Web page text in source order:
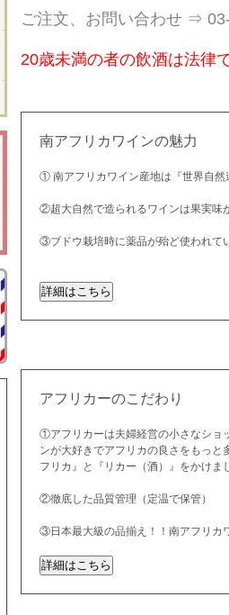
ご注文、お問い合わせ ⇒
20歳未満の者の飲酒は法律
南アフリカワインの魅力
① 南アフリカワイン産地は『世界自然
②超大自然で造られるワインは果実味
③ブドウ栽培時に薬品が殆ど使われて
アフリカーのこだわり
①アフリカーは夫婦経営の小さなショ
ンが大好きでアフリカの良さをもっ
フリカ』と『リカー（酒）』をかけま
②徹底した品質管理（定温で保管）
③日本最大級の品揃え！！南アフリカ